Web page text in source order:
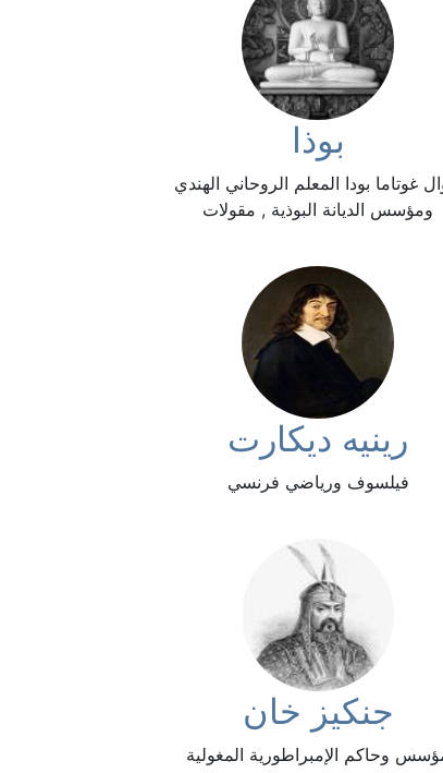
بوذا
غوتاما بودا المعلم الروحاني الهندي
ومؤسس الديانة البوذية , مقولات
رينيه ديكارت
فيلسوف ورياضي فرنسي
جنكيز خان
وحاكم الإمبراطورية المغولية